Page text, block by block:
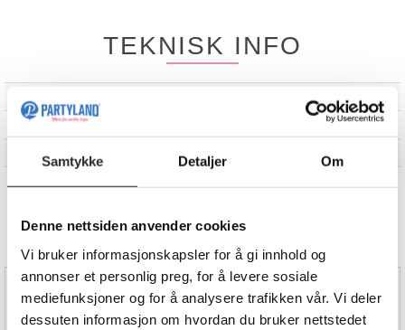
Samtykke Detaljer Om
Denne nettsiden anvender cookies
Vi bruker informasjonskapsler for å gi innhold og
annonser et personlig preg, for å levere sosiale
mediefunksjoner og for å analysere trafikken vår. Vi deler
dessuten informasjon om hvordan du bruker nettstedet
TEKNISK INFO
Standardfarger
Størrelse cm/m
13,5x9,5x6,5cm
ALTERNATIVER